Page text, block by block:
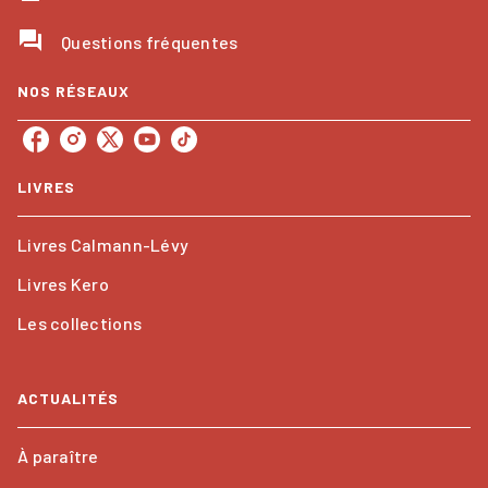
question_answer Questions fréquentes
NOS RÉSEAUX
LIVRES
Livres Calmann-Lévy
Livres Kero
Les collections
ACTUALITÉS
À paraître